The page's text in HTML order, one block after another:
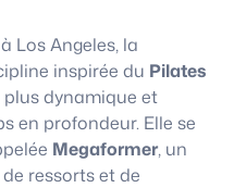
à Los Angeles, la
inspirée du Pilates
plus dynamique et
en profondeur. Elle se
Megaformer, un
ressorts et de